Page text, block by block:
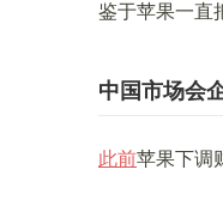
鉴于苹果一直
中国市场会
此前苹果下调